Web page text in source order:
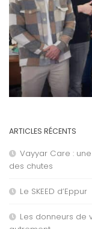
ARTICLES RÉCENTS
Vayyar Care :
des chutes
Le SKEED d’Eppur
Les donneurs de